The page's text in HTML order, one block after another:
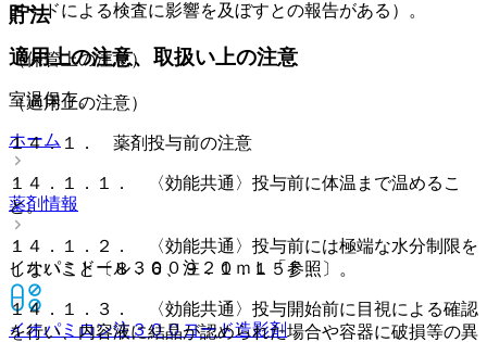
貯法
（保管上の注意）
室温保存。
ホーム
薬剤情報
イオパミドール３００注２０ｍＬ「Ｆ」
イオパミロン注３００ヨード造影剤
ヨードによる検査に影響を及ぼすとの報告がある）。
適用上の注意、取扱い上の注意
（適用上の注意）
１４．１． 薬剤投与前の注意
１４．１．１． 〈効能共通〉投与前に体温まで温めるこ
と。
１４．１．２． 〈効能共通〉投与前には極端な水分制限を
しないこと〔８．６、９．１．１５参照〕。
１４．１．３． 〈効能共通〉投与開始前に目視による確認
を行い、内容液に結晶が認められた場合や容器に破損等の異